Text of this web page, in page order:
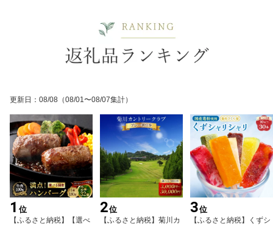
更新日 ： 08/08 （08/01〜08/07集計）
1 位
【ふるさと納税】【選べ
2位
【ふるさと納税】菊川カ
3位
【ふるさと納税】くずシ